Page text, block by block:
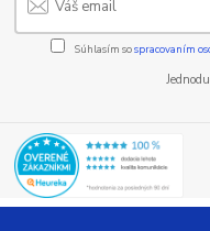
Súhlasím sospracovaním